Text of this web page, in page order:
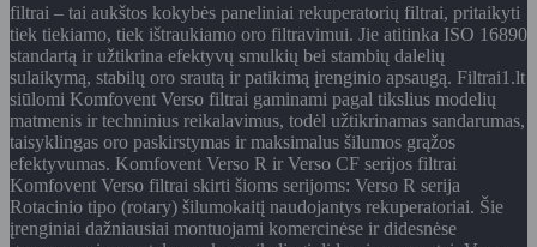
filtrai – tai aukštos kokybės paneliniai rekuperatorių filtrai, pritaikyti
tiek tiekiamo, tiek ištraukiamo oro filtravimui. Jie atitinka ISO 16890
standartą ir užtikrina efektyvų smulkių bei stambių dalelių
sulaikymą, stabilų oro srautą ir patikimą įrenginio apsaugą. Filtrai1.lt
siūlomi Komfovent Verso filtrai gaminami pagal tikslius modelių
matmenis ir techninius reikalavimus, todėl užtikrinamas sandarumas,
taisyklingas oro paskirstymas ir maksimalus šilumos grąžos
efektyvumas. Komfovent Verso R ir Verso CF serijos filtrai
Komfovent Verso filtrai skirti šioms serijoms: Verso R serija
Rotacinio tipo (rotary) šilumokaitį naudojantys rekuperatoriai. Šie
įrenginiai dažniausiai montuojami komercinėse ir didesnėse